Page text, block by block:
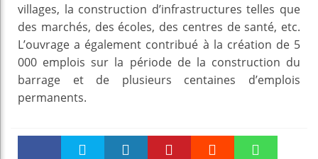
villages, la construction d’infrastructures telles que
des marchés, des écoles, des centres de santé, etc.
L’ouvrage a également contribué à la création de 5
000 emplois sur la période de la construction du
barrage et de plusieurs centaines d’emplois
permanents.